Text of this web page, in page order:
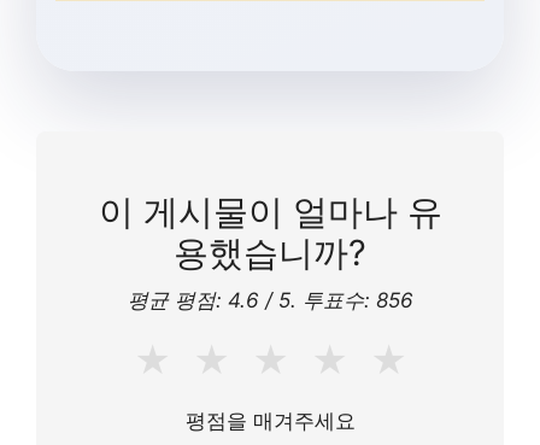
이 게시물이 얼마나 유
용했습니까?
평균 평점: 4.6 / 5. 투표수: 856
★ ★ ★ ★ ★
평점을 매겨주세요